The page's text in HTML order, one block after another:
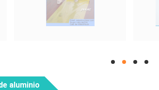
hd hd hd hd
aluminio